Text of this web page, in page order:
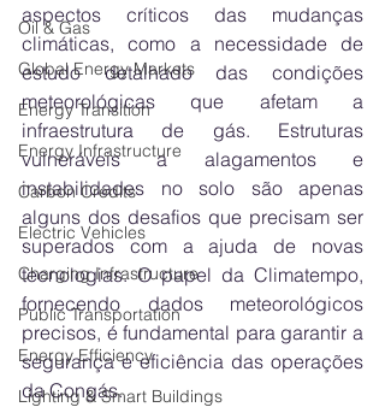
Oil & Gas
Global Energy Markets
Energy Transition
Energy Infrastructure
Carbon Credits
Electric Vehicles
Charging Infrastructure
Public Transportation
Energy Efficiency
Lighting & Smart Buildings
aspectos críticos das mudanças
climáticas, como a necessidade de
estudo detalhado das condições
meteorológicas que afetam a
infraestrutura de gás. Estruturas
vulneráveis a alagamentos e
instabilidades no solo são apenas
alguns dos desafios que precisam ser
superados com a ajuda de novas
tecnologias. O papel da Climatempo,
fornecendo dados meteorológicos
precisos, é fundamental para garantir a
segurança e eficiência das operações
da Congás.